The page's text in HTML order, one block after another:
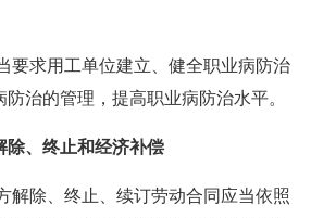
要求用工单位建立、健全职业病防治
治的管理，提高职业病防治水平。
除、终止和经济补偿
解除、终止、续订劳动合同应当依照